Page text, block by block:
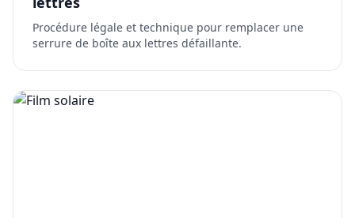
Procédure légale et technique pour remplacer une
serrure de boîte aux lettres défaillante.